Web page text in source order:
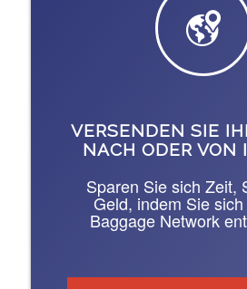
VERSENDEN SIE
NACH ODER VON
Sparen Sie sich Zeit,
Geld, indem Sie
Baggage Network